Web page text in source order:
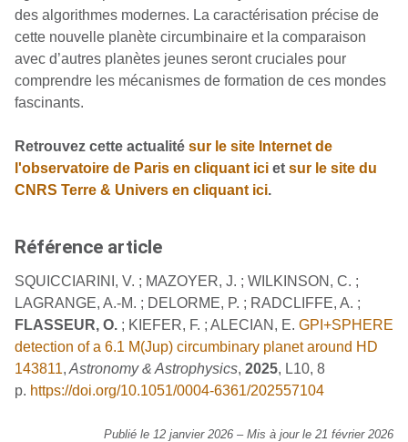
des algorithmes modernes. La caractérisation précise de
cette nouvelle planète circumbinaire et la comparaison
avec d’autres planètes jeunes seront cruciales pour
comprendre les mécanismes de formation de ces mondes
fascinants.
Retrouvez cette actualité sur le site Internet de
l'observatoire de Paris en cliquant ici et sur le site du
CNRS Terre & Univers en cliquant ici.
Référence article
SQUICCIARINI, V. ; MAZOYER, J. ; WILKINSON, C. ;
LAGRANGE, A.-M. ; DELORME, P. ; RADCLIFFE, A. ;
FLASSEUR, O. ; KIEFER, F. ; ALECIAN, E. GPI+SPHERE
detection of a 6.1 M(Jup) circumbinary planet around HD
143811, Astronomy & Astrophysics, 2025, L10, 8
p. https://doi.org/10.1051/0004-6361/202557104
Publié le 12 janvier 2026 – Mis à jour le 21 février 2026